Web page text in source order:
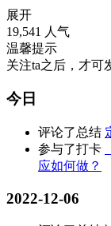
展开
19,541 人气
温馨提示
关注ta之后，才可
今日
评论了总结
参与了打卡
应如何做？
2022-12-06